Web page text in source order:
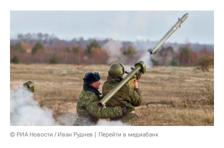
© РИА Новости / Иван Руднев Перейти в медиабанк